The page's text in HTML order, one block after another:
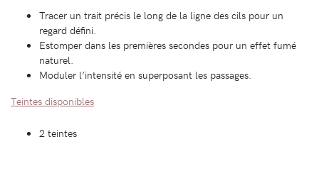
Tracer un trait précis le long de la ligne des cils pour un
regard défini.
Estomper dans les premières secondes pour un effet fumé
naturel.
Moduler l’intensité en superposant les passages.
Teintes disponibles
2 teintes